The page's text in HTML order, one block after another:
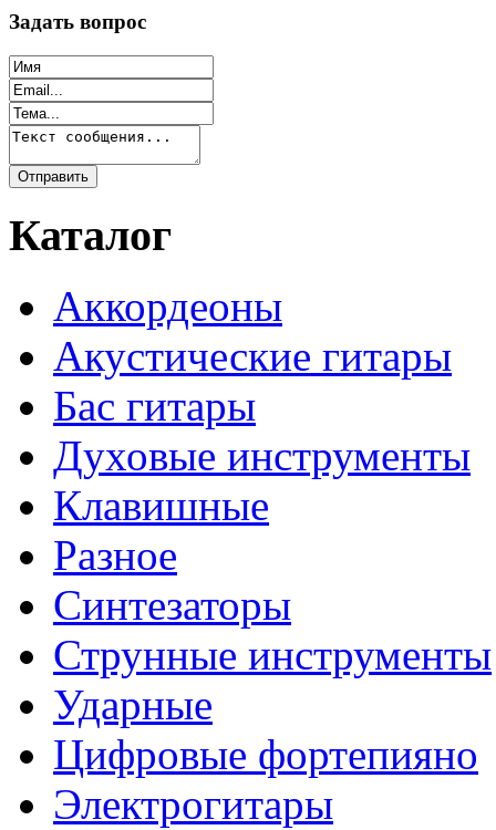
Задать вопрос
Каталог
Аккордеоны
Акустические гитары
Бас гитары
Духовые инструменты
Клавишные
Разное
Синтезаторы
Струнные инструменты
Ударные
Цифровые фортепияно
Электрогитары